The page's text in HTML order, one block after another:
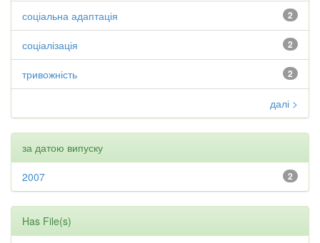
2
соціальна адаптація
2
соціалізація
2
тривожність
далі >
за датою випуску
2
2007
Has File(s)